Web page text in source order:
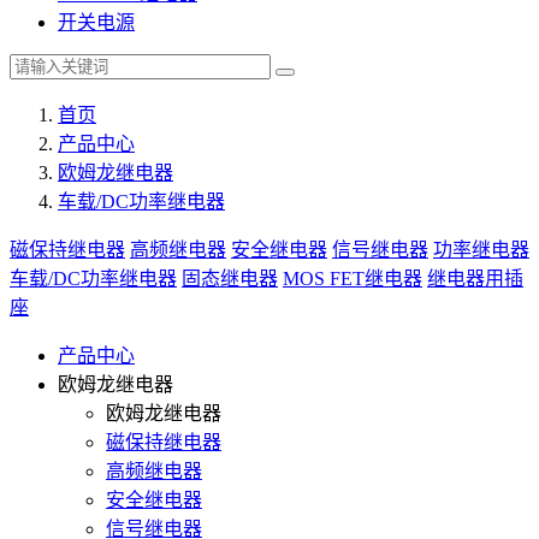
开关电源
首页
产品中心
欧姆龙继电器
车载/DC功率继电器
磁保持继电器 高频继电器 安全继电器 信号继电器 功率继电器
车载/DC功率继电器 固态继电器 MOS FET继电器 继电器用插
座
产品中心
欧姆龙继电器
欧姆龙继电器
磁保持继电器
高频继电器
安全继电器
信号继电器